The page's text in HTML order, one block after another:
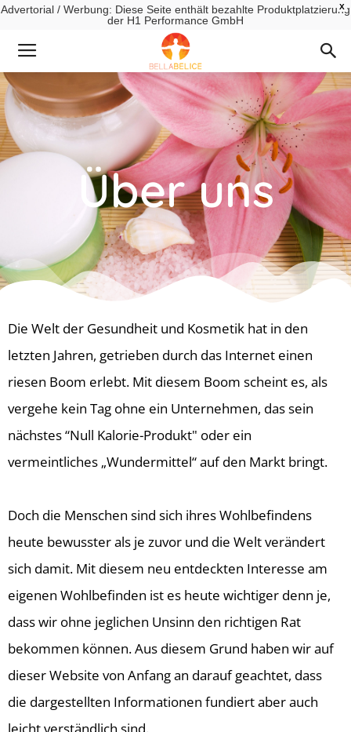
X
Advertorial / Werbung: Diese Seite enthält bezahlte Produktplatzierung
der H1 Performance GmbH
Über uns
Die Welt der Gesundheit und Kosmetik hat in den
letzten Jahren, getrieben durch das Internet einen
riesen Boom erlebt. Mit diesem Boom scheint es, als
vergehe kein Tag ohne ein Unternehmen, das sein
nächstes “Null Kalorie-Produkt" oder ein
vermeintliches „Wundermittel“ auf den Markt bringt.
Doch die Menschen sind sich ihres Wohlbefindens
heute bewusster als je zuvor und die Welt verändert
sich damit. Mit diesem neu entdeckten Interesse am
eigenen Wohlbefinden ist es heute wichtiger denn je,
dass wir ohne jeglichen Unsinn den richtigen Rat
bekommen können. Aus diesem Grund haben wir auf
dieser Website von Anfang an darauf geachtet, dass
die dargestellten Informationen fundiert aber auch